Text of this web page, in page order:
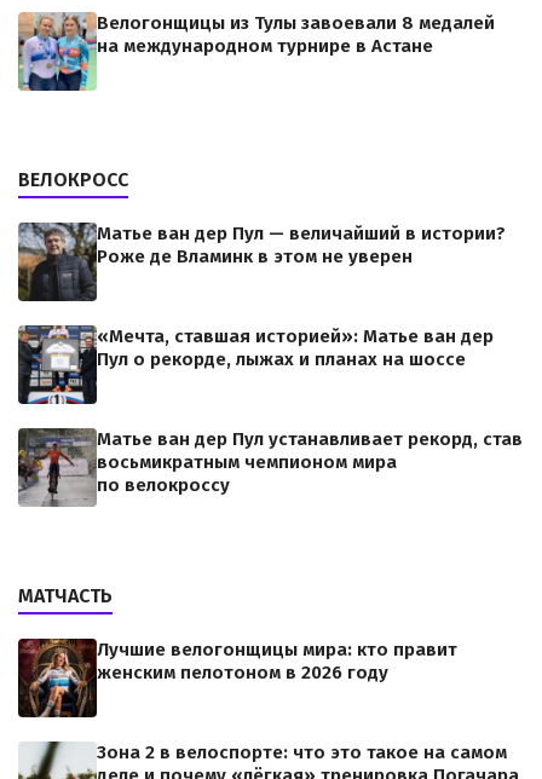
Велогонщицы из Тулы завоевали 8 медалей
на международном турнире в Астане
ВЕЛОКРОСС
Матье ван дер Пул — величайший в истории?
Роже де Вламинк в этом не уверен
«Мечта, ставшая историей»: Матье ван дер
Пул о рекорде, лыжах и планах на шоссе
Матье ван дер Пул устанавливает рекорд, став
восьмикратным чемпионом мира
по велокроссу
МАТЧАСТЬ
Лучшие велогонщицы мира: кто правит
женским пелотоном в 2026 году
Зона 2 в велоспорте: что это такое на самом